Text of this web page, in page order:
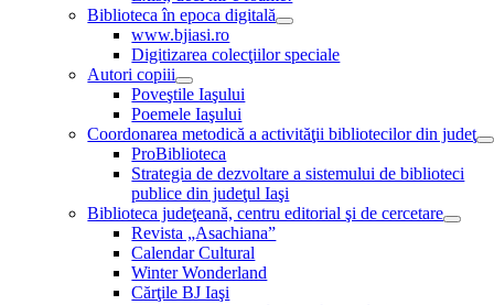
Biblioteca în epoca digitală
www.bjiasi.ro
Digitizarea colecţiilor speciale
Autori copiii
Poveştile Iaşului
Poemele Iaşului
Coordonarea metodică a activităţii bibliotecilor din judeţ
ProBiblioteca
Strategia de dezvoltare a sistemului de biblioteci
publice din judeţul Iaşi
Biblioteca judeţeană, centru editorial şi de cercetare
Revista „Asachiana”
Calendar Cultural
Winter Wonderland
Cărţile BJ Iaşi